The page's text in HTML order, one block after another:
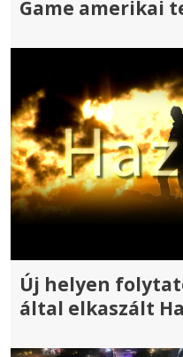
Game amerikai
Új helyen
által elkaszált